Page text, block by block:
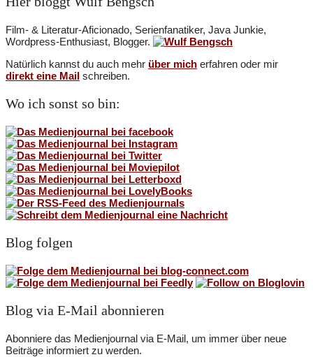
Film- & Literatur-Aficionado, Serienfanatiker, Java Junkie,
Wordpress-Enthusiast, Blogger.
Natürlich kannst du auch mehr über mich erfahren oder mir
direkt eine Mail schreiben.
Wo ich sonst so bin:
Blog folgen
Blog via E-Mail abonnieren
Abonniere das Medienjournal via E-Mail, um immer über neue
Beiträge informiert zu werden.